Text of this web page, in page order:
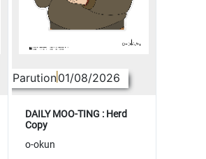
Parution01/08/2026
DAILY MOO-TING : Herd
Copy
o-okun